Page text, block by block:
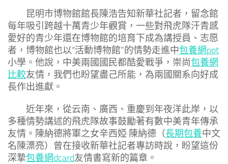
昆明市博物館館長陳浩告知新華社記者，留念館
每年吸引跨越十萬青少年觀賞，一些對飛虎隊汗青感
愛好的青少年還在博物館的培育下成為講授員、志愿
者，博物館也以“活動博物館”的情勢走進中包養網ppt
小學。他說，中美兩國國民都酷愛戰爭，崇尚包養網
比較友情，我們也盼望盡己所能，為兩國關系向好成
長作出進獻。
近年來，從云南、廣西、重慶到年夜洋此岸，以
多種情勢講述的飛虎隊故事鼓勵著有數中美青年傳承
友情。陳納德將軍之女辛西婭·陳納德（長期包養中文
名陳漂亮）曾在接收新華社記者專訪時說，盼望這份
深摯包養網dcard友情書寫新的篇章。